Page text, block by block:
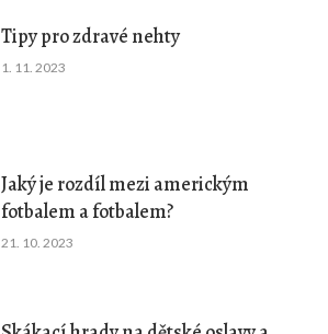
Tipy pro zdravé nehty
1. 11. 2023
Jaký je rozdíl mezi americkým
fotbalem a fotbalem?
21. 10. 2023